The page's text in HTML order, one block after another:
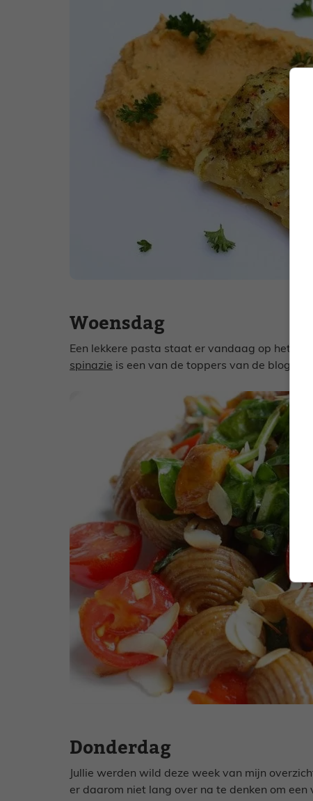
Woensdag
Een lekkere pasta staat er vandaag op het
spinazie is een van de toppers van de blog.
Donderdag
Jullie werden wild deze week van mijn
er daarom niet lang over na te denken om